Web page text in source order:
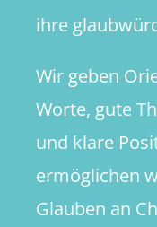
ihre
Wir geben
Worte, gute
und klare
ermöglichen
Glauben an